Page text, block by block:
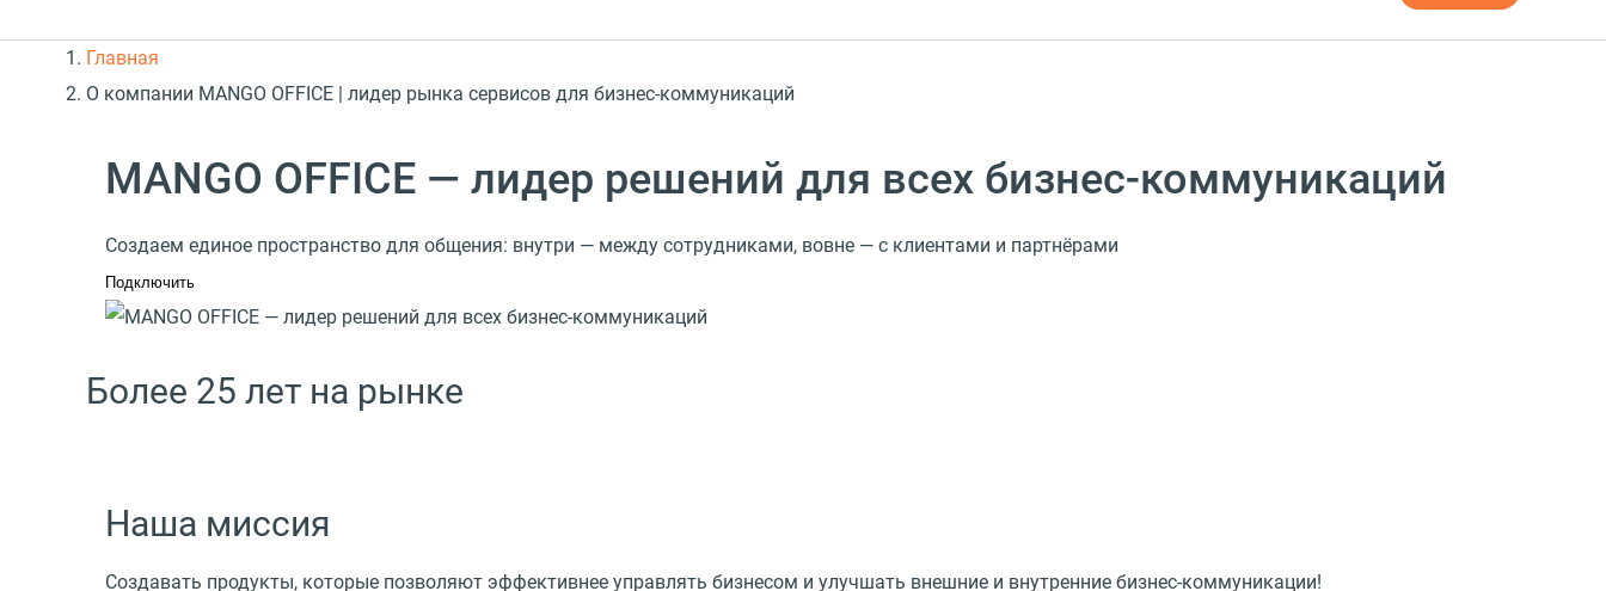
Главная
О компании MANGO OFFICE | лидер рынка сервисов для бизнес-коммуникаций
MANGO OFFICE — лидер решений для всех бизнес-коммуникаций
Создаем единое пространство для общения: внутри — между сотрудниками, вовне — с клиентами и партнёрами
Подключить
Более 25 лет на рынке
Наша миссия
Создавать продукты, которые позволяют эффективнее управлять бизнесом и улучшать внешние и внутренние бизнес-коммуникации!